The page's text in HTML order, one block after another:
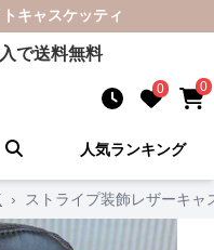
キャスケッティ
で送料無料
0 0
人気ランキング
› ストライプ装飾レザーキャ